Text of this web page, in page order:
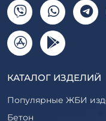
КАТАЛОГ ИЗДЕЛИЙ
Популярные ЖБИ
Бетон